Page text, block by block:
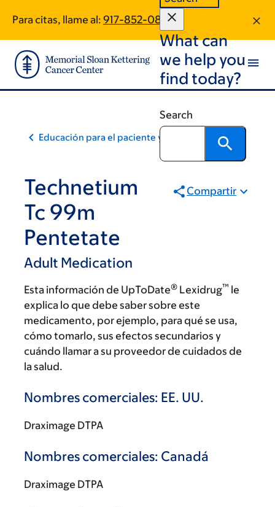
main
content
footer
Para citas, llame al: 917-852-0850
What can
we help you
find today?
Search
Educación para el paciente y la comunidad
Technetium
Tc 99m
Pentetate
Adult Medication
Compartir
Esta información de UpToDate® Lexidrug™ le
explica lo que debe saber sobre este
medicamento, por ejemplo, para qué se usa,
cómo tomarlo, sus efectos secundarios y
cuándo llamar a su proveedor de cuidados de
la salud.
Nombres comerciales: EE. UU.
Draximage DTPA
Nombres comerciales: Canadá
Draximage DTPA